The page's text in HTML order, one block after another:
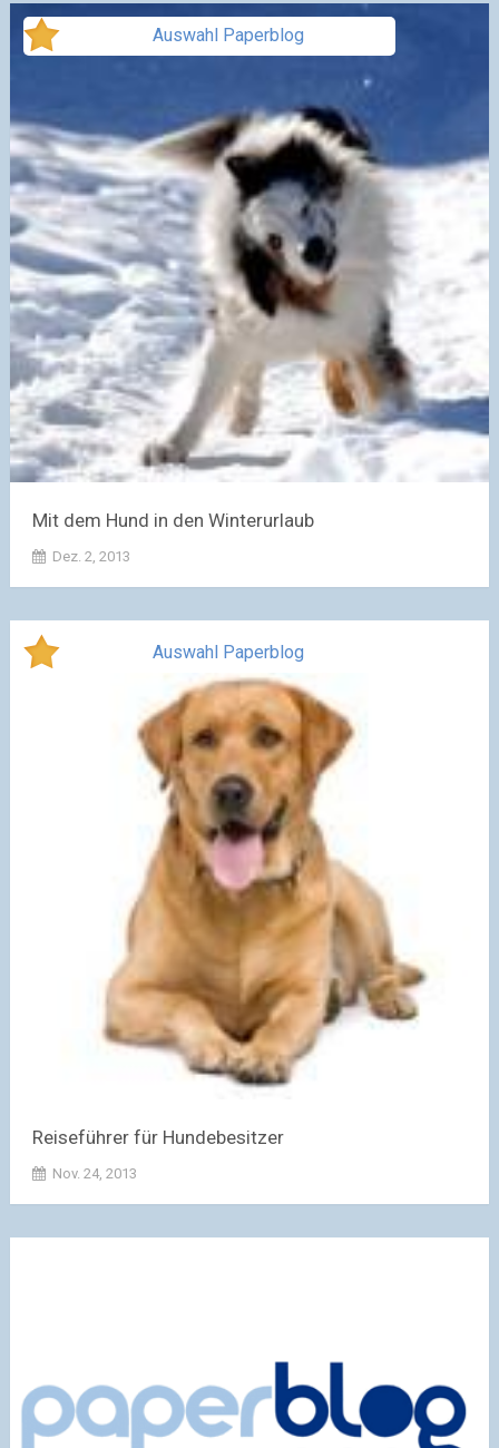
Auswahl Paperblog
Mit dem Hund in den Winterurlaub
Dez. 2, 2013
Auswahl Paperblog
Reiseführer für Hundebesitzer
Nov. 24, 2013